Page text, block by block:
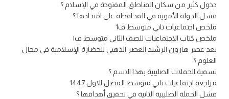
دخول كثير من سكان المناطق المفتوحة في الإسلام ؟
فشل الدولة الأموية في المحافظة على امتدادها ؟
ملخص اجتماعيات ثاني متوسط ف1
ملخص كتاب الاجتماعيات للصف الثاني متوسط ف١
يعد عصر هارون الرشيد العصر الذهبي للحضارة الإسلامية في مجال
العلوم ؟
تسمية الحملات الصليبية بهذا الاسم ؟
مراجعة اجتماعيات ثاني متوسط الفصل الاول 1447
فشل الحملة الصليبية الثانية في تحقيق أهدافها ؟